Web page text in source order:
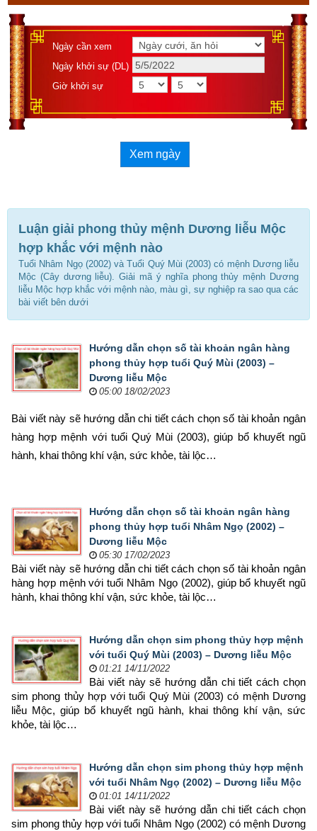
Ngày cần xem
Ngày khởi sự (DL)
Giờ khởi sự
Xem ngày
Luận giải phong thủy mệnh Dương liễu Mộc
hợp khắc với mệnh nào
Tuổi Nhâm Ngọ (2002) và Tuổi Quý Mùi (2003) có mệnh Dương liễu
Mộc (Cây dương liễu). Giải mã ý nghĩa phong thủy mệnh Dương
liễu Mộc hợp khắc với mệnh nào, màu gì, sự nghiệp ra sao qua các
bài viết bên dưới
Hướng dẫn chọn số tài khoản ngân hàng
phong thủy hợp tuổi Quý Mùi (2003) –
Dương liễu Mộc
05:00 18/02/2023
Bài viết này sẽ hướng dẫn chi tiết cách chọn số tài khoản ngân
hàng hợp mệnh với tuổi Quý Mùi (2003), giúp bổ khuyết ngũ
hành, khai thông khí vận, sức khỏe, tài lộc…
Hướng dẫn chọn số tài khoản ngân hàng
phong thủy hợp tuổi Nhâm Ngọ (2002) –
Dương liễu Mộc
05:30 17/02/2023
Bài viết này sẽ hướng dẫn chi tiết cách chọn số tài khoản ngân
hàng hợp mệnh với tuổi Nhâm Ngọ (2002), giúp bổ khuyết ngũ
hành, khai thông khí vận, sức khỏe, tài lộc…
Hướng dẫn chọn sim phong thủy hợp mệnh
với tuổi Quý Mùi (2003) – Dương liễu Mộc
01:21 14/11/2022
Bài viết này sẽ hướng dẫn chi tiết cách chọn
sim phong thủy hợp với tuổi Quý Mùi (2003) có mệnh Dương
liễu Mộc, giúp bổ khuyết ngũ hành, khai thông khí vận, sức
khỏe, tài lộc…
Hướng dẫn chọn sim phong thủy hợp mệnh
với tuổi Nhâm Ngọ (2002) – Dương liễu Mộc
01:01 14/11/2022
Bài viết này sẽ hướng dẫn chi tiết cách chọn
sim phong thủy hợp với tuổi Nhâm Ngọ (2002) có mệnh Dương